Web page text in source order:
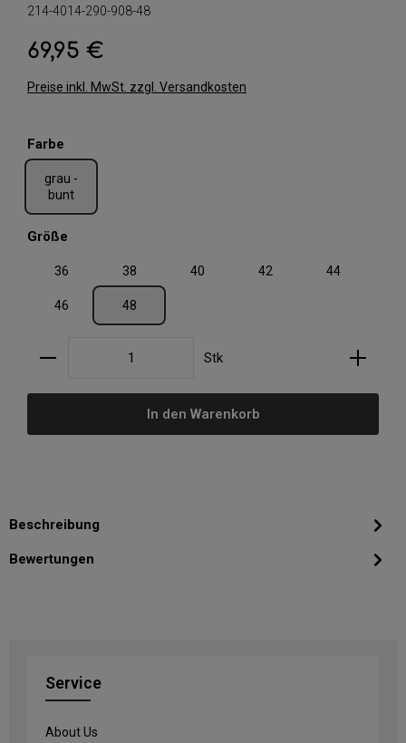
214-4014-290-908-48
Regulärer Preis:
69,95 €
Preise inkl. MwSt. zzgl. Versandkosten
Farbe
grau -
bunt
Größe
36 38 40 42 44
46 48
Produkt Anzahl: Gib den gewünschten Wert ein
Stk
In den Warenkorb
Beschreibung
Bewertungen
Service
About Us